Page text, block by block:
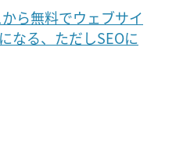
ら無料でウェブサイ
なる、ただしSEOに